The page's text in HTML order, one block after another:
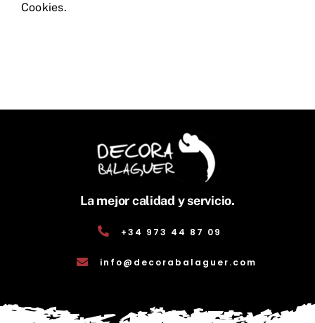
Cookies.
La mejor calidad y servicio.
+34 973 44 87 09
info@decorabalaguer.com